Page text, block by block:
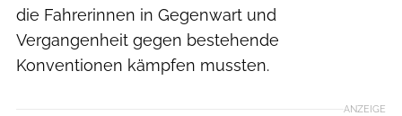
die Fahrerinnen in Gegenwart und
Vergangenheit gegen bestehende
Konventionen kämpfen mussten.
ANZEIGE